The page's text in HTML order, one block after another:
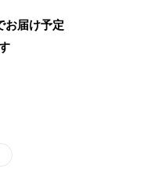
お届け予定